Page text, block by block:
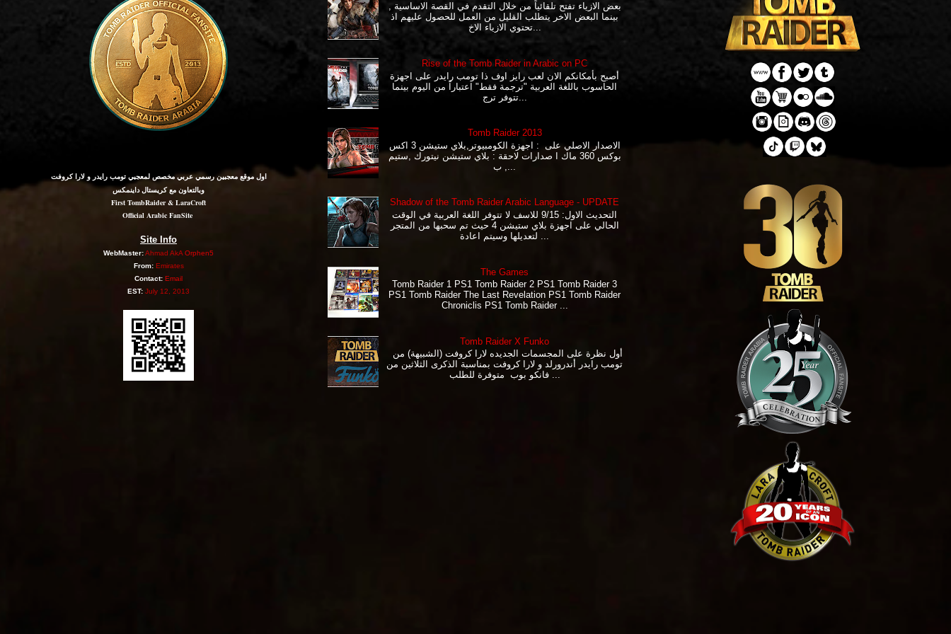
اول موقع معجبين رسمي عربي مخصص لمعجبي تومب رايدر و لارا كروفت
وبالتعاون مع كريستال داينمكس
First TombRaider & LaraCroft
Official Arabic FanSite
Site Info
WebMaster:Ahmad AkA Orphen5
From: Emirates
Contact: Email
EST: July 12, 2013
بعض الازياء تفتح تلقائياً من خلال التقدم في القصة الاساسية ,
بينما البعض الاخر يتطلب القليل من العمل للحصول عليهم اذ
تحتوي الازياء الاخ...
Rise of the Tomb Raider in Arabic on PC
أصبح بأمكانكم الان لعب رايز اوف ذا تومب رايدر على اجهزة
الحاسوب باللغة العربية "ترجمة فقط" اعتباراً من اليوم بينما
تتوفر ترج...
Tomb Raider 2013
الاصدار الاصلي على : اجهزة الكومبيوتر,بلاي ستيشن 3 اكس
بوكس 360 ماك ا صدارات لاحقة : بلاي ستيشن نيتورك ,ستيم
Shadow of the Tomb Raider Arabic Language - UPDATE
التحديث الاول: 9/15 للاسف لا تتوفر اللغة العربية في الوقت
الحالي على اجهزة بلاي ستيشن 4 حيث تم سحبها من المتجر
The Games
Tomb Raider 1 PS1 Tomb Raider 2 PS1 Tomb Raider 3
PS1 Tomb Raider The Last Revelation PS1 Tomb Raider
Chroniclis PS1 Tomb Raider ...
Tomb Raider X Funko
تومب رايدر أندرورلد و لارا كروفت بمناسبة الذكرى الثلاثين من
فانكو بوب متوفرة للطلب ...